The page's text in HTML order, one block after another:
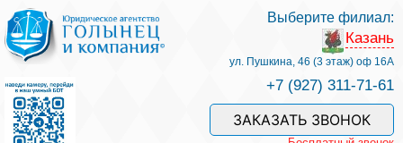
Услуги и наши специалисты
Оплата услуг
Выберите филиал:
Казань
ул. Пушкина, 46 (3 этаж) оф 16А
+7 (927) 311-71-61
ЗАКАЗАТЬ ЗВОНОК